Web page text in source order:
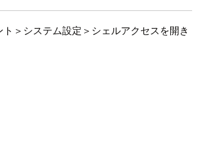
＞システム設定＞シェルアクセスを開き